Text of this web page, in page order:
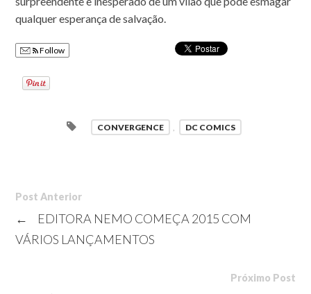
qualquer esperança de salvação.
Follow
CONVERGENCE , DC COMICS
Post Anterior
←
EDITORA NEMO COMEÇA 2015 COM
VÁRIOS LANÇAMENTOS
Próximo Post